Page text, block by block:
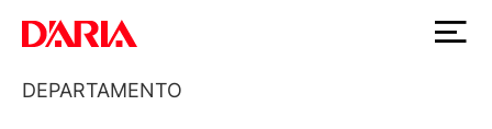
DEPARTAMENTO